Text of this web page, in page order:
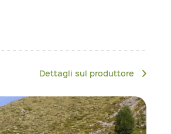
Dettagli sul produttore